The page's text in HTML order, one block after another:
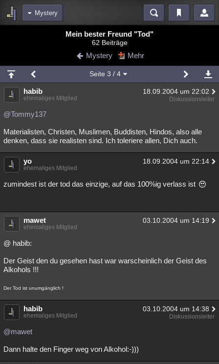
Mystery
Blogs
Chat Wiki Neuigkeiten
meine Rubriken
Menschen Mystery Kriminalfälle
Spiritualität
Natur Umfragen Unterhaltung
Philosophie Literatur
Astronomie Helpdesk Gruppen Gaming Filme
Übersichten
Besucht Teilgenommen
Mein bester Freund "Tod"
62 Beiträge
Mystery Mehr
Seite 3 / 4
habib 18.09.2004 um 22:02
ehemaliges Mitglied Diskussionsleiter
@Tommy137
Materialisten, Christen, Muslimen, Buddisten, Hindos, also alle
denken, dass sie realisten sind. Ich toleriere allen, Dich auch.
yo 18.09.2004 um 22:14
ehemaliges Mitglied
zumindest ist der tod das einzige, auf das 100%ig verlass ist
mawet 03.10.2004 um 14:19
ehemaliges Mitglied
@ habib:
Der Geist den du gesehen hast war warscheinlich der Geist des
Alkohols !!!
Der Tod ist unumgänglich !
habib 03.10.2004 um 14:38
ehemaliges Mitglied Diskussionsleiter
@mawet
Dann halte den Finger weg von Alkohol:-)))